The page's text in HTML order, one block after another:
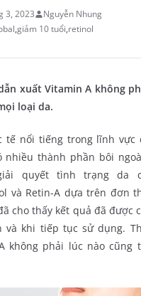
3, 2023
Nguyễn Nhung
,giảm 10 tuổi,retinol
xuất Vitamin A không
loại da.
tế nổi tiếng trong lĩnh vực
nhiều thành phần bôi
quyết tình trạng da
và Retin-A dựa trên đơn
cho thấy kết quả đã được
và khi tiếp tục sử dụng.
không phải lúc nào cũng